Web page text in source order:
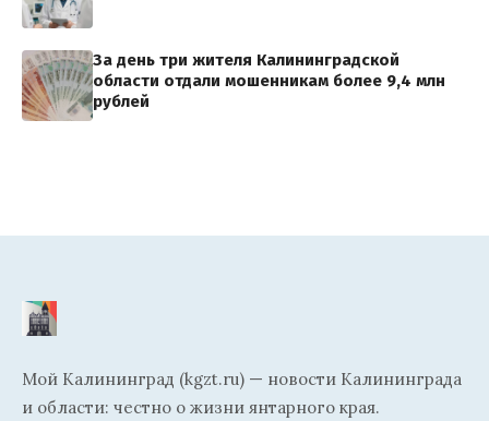
За день три жителя Калининградской
области отдали мошенникам более 9,4 млн
рублей
Мой Калининград (kgzt.ru) — новости Калининграда
и области: честно о жизни янтарного края.